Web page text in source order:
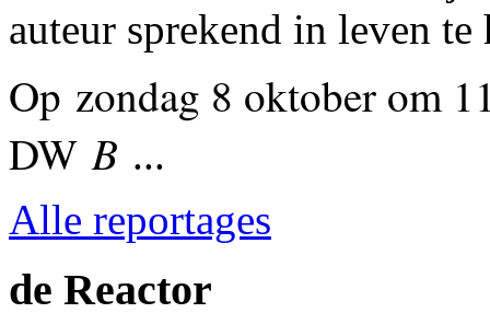
auteur sprekend in leven te
Op zondag 8 oktober om
DWB ...
Alle reportages
de Reactor